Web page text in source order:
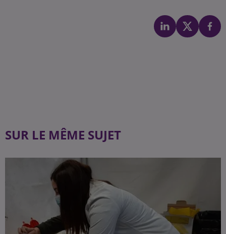
SUR LE MÊME SUJET